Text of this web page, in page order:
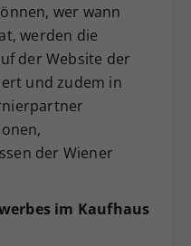
wer wann
werden die
der Website der
und zudem in
der Wiener
im Kaufhaus